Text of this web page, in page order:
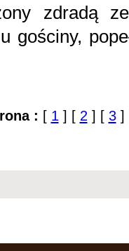
zdradą
gościny,
: [ 1 ] [ 2 ] [ 3]